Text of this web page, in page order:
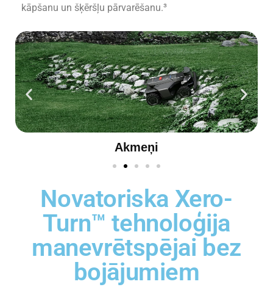
kāpšanu un šķēršļu pārvarēšanu.³
Bedrainas virsmas
Novatoriska Xero-
Turn™ tehnoloģija
manevrētspējai bez
bojājumiem